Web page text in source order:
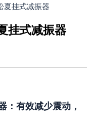
夏挂式减振器
挂式减振器
：有效减少震动，